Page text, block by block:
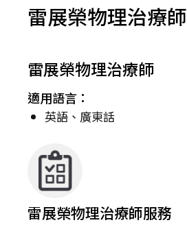
雷展榮物理治療師
雷展榮物理治療師
適用語言：
英語、廣東話
雷展榮物理治療師服務